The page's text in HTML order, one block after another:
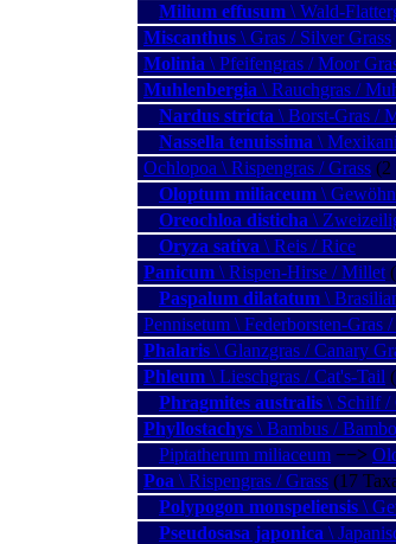
Milium effusum \ Wald-
Miscanthus \ Gras / Silver Grass
Molinia \ Pfeifengras / Moor
Muhlenbergia \ Rauchgras /
Nardus stricta \ Borst-Gras /
Nassella tenuissima \
Ochlopoa \ Rispengras / Grass (2
Oloptum miliaceum \
Oreochloa disticha \
Oryza sativa \ Reis / Rice
Panicum \ Rispen-Hirse / Millet
Paspalum dilatatum \
Pennisetum \ Federborsten-Gras
Phalaris \ Glanzgras / Canary
Phleum \ Lieschgras / Cat's-Tail
Phragmites australis \ Schilf /
Phyllostachys \ Bambus /
Piptatherum miliaceum −−>
Poa \ Rispengras / Grass (17
Polypogon monspeliensis \
Pseudosasa japonica \